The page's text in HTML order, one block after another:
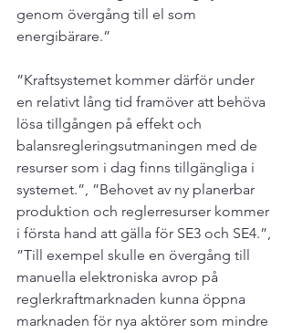
genom över­gång till el som
energibärare.”
”Kraftsystemet kommer därför under
en relativt lång tid fram­över att behöva
lösa tillgången på effekt och
balansregle­ringsutmaningen med de
resurser som i dag finns tillgängliga i
systemet.”, ”Behovet av ny planerbar
produk­tion och reglerresurser kommer
i första hand att gälla för SE3 och SE4.”,
”Till exempel skulle en övergång till
manuella elektroniska avrop på
reglerkraftmarknaden kunna öppna
marknaden för nya aktörer som mindre